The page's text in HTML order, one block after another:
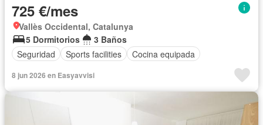
725 €/mes
Vallès Occidental, Catalunya
5 Dormitorios
3 Baños
Seguridad
Sports facilities Cocina equipada
8 jun 2026 en Easyavvisi